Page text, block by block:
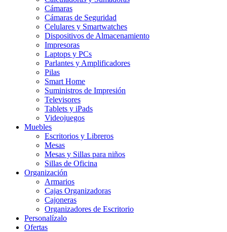
Cámaras
Cámaras de Seguridad
Celulares y Smartwatches
Dispositivos de Almacenamiento
Impresoras
Laptops y PCs
Parlantes y Amplificadores
Pilas
Smart Home
Suministros de Impresión
Televisores
Tablets y iPads
Videojuegos
Muebles
Escritorios y Libreros
Mesas
Mesas y Sillas para niños
Sillas de Oficina
Organización
Armarios
Cajas Organizadoras
Cajoneras
Organizadores de Escritorio
Personalízalo
Ofertas